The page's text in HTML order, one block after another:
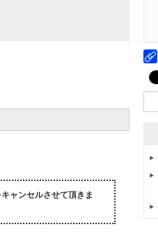
ャンセルさせて頂きま